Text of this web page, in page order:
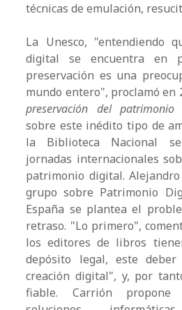
técnicas de emulación,
La Unesco, "entendiendo
digital se encuentra en
preservación es una
mundo entero", proclamó en
preservación del patrimonio
sobre este inédito tipo de
la Biblioteca Nacional
jornadas internacionales
patrimonio digital.
grupo sobre Patrimonio
España se plantea el
retraso. "Lo primero",
los editores de libros
depósito legal, este
creación digital", y, por
fiable. Carrión